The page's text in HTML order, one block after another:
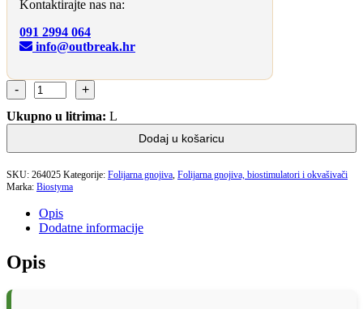
Kontaktirajte nas na:
091 2994 064
info@outbreak.hr
AKTIVCALCIUM
1/1
količina
Ukupno u litrima: L
Dodaj u košaricu
SKU: 264025 Kategorije: Folijarna gnojiva, Folijarna gnojiva, biostimulatori i okvašivači
Marka: Biostyma
Opis
Dodatne informacije
Opis